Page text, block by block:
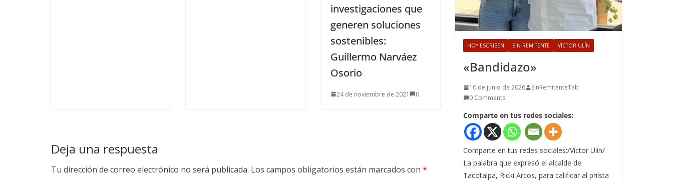
investigaciones que
generen soluciones
sostenibles:
Guillermo Narváez
Osorio
24 de noviembre de 2021 0
Deja una respuesta
Tu dirección de correo electrónico no será publicada. Los campos obligatorios están marcados con *
HOY ESCRIBEN SIN REMITENTE VÍCTOR ULÍN
«Bandidazo»
10 de junio de 2026
SinRemitenteTab
0 Comments
Comparte en tus redes sociales:
Comparte en tus redes sociales:/Víctor Ulín/
La palabra que expresó el alcalde de
Tacotalpa, Ricki Arcos, para calificar al priísta